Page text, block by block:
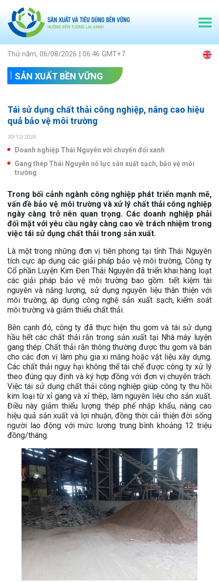
Thứ năm, 06/08/2026 | 06:46 GMT+7
SẢN XUẤT BỀN VỮNG
Tái sử dụng chất thải công nghiệp, nâng cao hiệu
quả bảo vệ môi trường
30/12/2024
Doanh nghiệp Thái Nguyên với chuyển đổi xanh
Gang thép Thái Nguyên nỗ lực sản xuất sạch, bảo vệ môi
trường
Trong bối cảnh ngành công nghiệp phát triển mạnh mẽ,
vấn đề bảo vệ môi trường và xử lý chất thải công nghiệp
ngày càng trở nên quan trọng. Các doanh nghiệp phải
đối mặt với yêu cầu ngày càng cao về trách nhiệm trong
việc tái sử dụng chất thải trong sản xuất.
Là một trong những đơn vị tiên phong tại tỉnh Thái Nguyên
tích cực áp dụng các giải pháp bảo vệ môi trường, Công ty
Cổ phần Luyện Kim Đen Thái Nguyên đã triển khai hàng loạt
các giải pháp bảo vệ môi trường bao gồm: tiết kiệm tài
nguyên và năng lượng, sử dụng nguyên liệu thân thiện với
môi trường, áp dụng công nghệ sản xuất sạch, kiểm soát
môi trường và giảm thiểu chất thải.
Bên cạnh đó, công ty đã thực hiện thu gom và tái sử dụng
hầu hết các chất thải rắn trong sản xuất tại Nhà máy luyện
gang thép. Chất thải rắn thông thường được thu gom và bán
cho các đơn vị làm phụ gia xi măng hoặc vật liệu xây dựng.
Các chất thải nguy hại không thể tái chế được công ty xử lý
theo đúng quy định và ký hợp đồng với đơn vị chuyên trách.
Việc tái sử dụng chất thải công nghiệp giúp công ty thu hồi
kim loại từ xỉ gang và xỉ thép, làm nguyên liệu cho sản xuất.
Điều này giảm thiểu lượng thép phế nhập khẩu, nâng cao
hiệu quả sản xuất và lợi nhuận, đồng thời cải thiện đời sống
người lao động với mức lương trung bình khoảng 12 triệu
đồng/tháng.